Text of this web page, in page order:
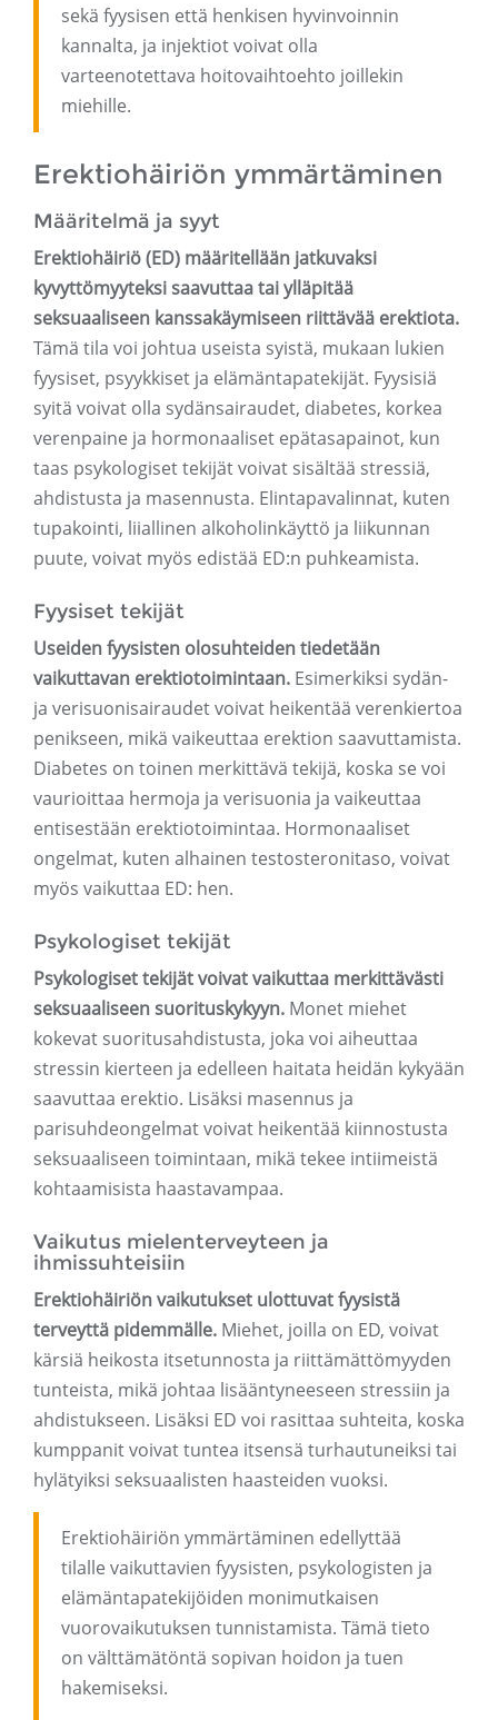
sekä fyysisen että henkisen hyvinvoinnin
kannalta, ja injektiot voivat olla
varteenotettava hoitovaihtoehto joillekin
miehille.
Erektiohäiriön ymmärtäminen
Määritelmä ja syyt
Erektiohäiriö (ED) määritellään jatkuvaksi
kyvyttömyyteksi saavuttaa tai ylläpitää
seksuaaliseen kanssakäymiseen riittävää erektiota.
Tämä tila voi johtua useista syistä, mukaan lukien
fyysiset, psyykkiset ja elämäntapatekijät. Fyysisiä
syitä voivat olla sydänsairaudet, diabetes, korkea
verenpaine ja hormonaaliset epätasapainot, kun
taas psykologiset tekijät voivat sisältää stressiä,
ahdistusta ja masennusta. Elintapavalinnat, kuten
tupakointi, liiallinen alkoholinkäyttö ja liikunnan
puute, voivat myös edistää ED:n puhkeamista.
Fyysiset tekijät
Useiden fyysisten olosuhteiden tiedetään
vaikuttavan erektiotoimintaan. Esimerkiksi sydän-
ja verisuonisairaudet voivat heikentää verenkiertoa
penikseen, mikä vaikeuttaa erektion saavuttamista.
Diabetes on toinen merkittävä tekijä, koska se voi
vaurioittaa hermoja ja verisuonia ja vaikeuttaa
entisestään erektiotoimintaa. Hormonaaliset
ongelmat, kuten alhainen testosteronitaso, voivat
myös vaikuttaa ED: hen.
Psykologiset tekijät
Psykologiset tekijät voivat vaikuttaa merkittävästi
seksuaaliseen suorituskykyyn. Monet miehet
kokevat suoritusahdistusta, joka voi aiheuttaa
stressin kierteen ja edelleen haitata heidän kykyään
saavuttaa erektio. Lisäksi masennus ja
parisuhdeongelmat voivat heikentää kiinnostusta
seksuaaliseen toimintaan, mikä tekee intiimeistä
kohtaamisista haastavampaa.
Vaikutus mielenterveyteen ja
ihmissuhteisiin
Erektiohäiriön vaikutukset ulottuvat fyysistä
terveyttä pidemmälle. Miehet, joilla on ED, voivat
kärsiä heikosta itsetunnosta ja riittämättömyyden
tunteista, mikä johtaa lisääntyneeseen stressiin ja
ahdistukseen. Lisäksi ED voi rasittaa suhteita, koska
kumppanit voivat tuntea itsensä turhautuneiksi tai
hylätyiksi seksuaalisten haasteiden vuoksi.
Erektiohäiriön ymmärtäminen edellyttää
tilalle vaikuttavien fyysisten, psykologisten ja
elämäntapatekijöiden monimutkaisen
vuorovaikutuksen tunnistamista. Tämä tieto
on välttämätöntä sopivan hoidon ja tuen
hakemiseksi.